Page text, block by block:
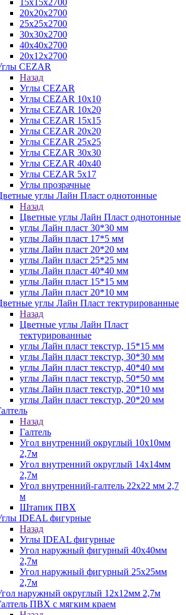
15х15х2700
20х20х2700
25х25х2700
30х30х2700
40х40х2700
20х12х2700
CEZAR
Назад
Углы CEZAR
Углы CEZAR 10х10
Углы CEZAR 10х20
Углы CEZAR 15х15
Углы CEZAR 20х20
Углы CEZAR 25х25
Углы CEZAR 30х30
Углы CEZAR 40х40
Углы CEZAR 5х17
Углы прозрачные
углы Лайн Пласт однотонные
Назад
Цветные углы Лайн Пласт однотонные
углы Лайн пласт 30*30 мм
углы Лайн пласт 17*5 мм
углы Лайн пласт 20*20 мм
углы Лайн пласт 25*25 мм
углы Лайн пласт 40*40 мм
углы Лайн пласт 15*15 мм
углы Лайн пласт 20*10 мм
углы Лайн Пласт тектурированные
Назад
Цветные углы Лайн Пласт
тектурированные
углы Лайн пласт текстур, 15*15 мм
углы Лайн пласт текстур, 30*30 мм
углы Лайн пласт текстур, 40*40 мм
углы Лайн пласт текстур, 50*50 мм
углы Лайн пласт текстур, 20*10 мм
углы Лайн пласт текстур, 20*20 мм
Назад
Галтель
Угол внутренний округлый 10х10мм
2,7м
Угол внутренний округлый 14х14мм
2,7м
Угол внутренний-галтель 22х22 мм 2,7
м
Штапик ПВХ
IDEAL фигурные
Назад
Углы IDEAL фигурные
Угол наружный фигурный 40х40мм
2,7м
Угол наружный фигурный 25х25мм
2,7м
наружный округлый 12х12мм 2,7м
ПВХ с мягким краем